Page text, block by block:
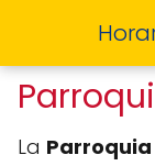
La